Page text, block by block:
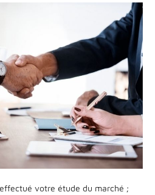
votre étude du marché ;